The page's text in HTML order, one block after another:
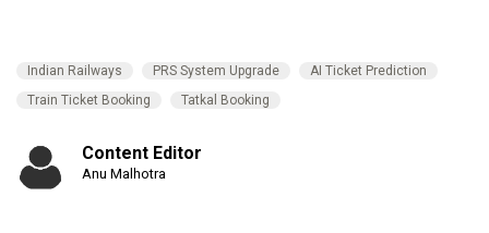
Indian Railways PRS System Upgrade
AI Ticket Prediction
Train Ticket Booking
Tatkal Booking
Content Editor
Anu Malhotra